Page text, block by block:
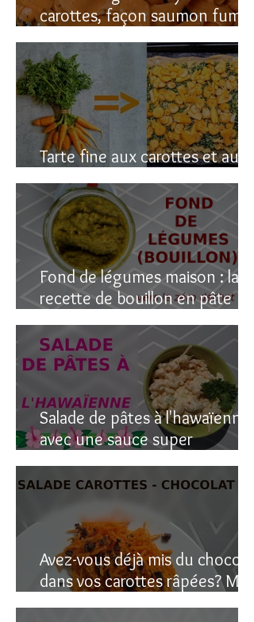
carottes, façon saumon fumé!
(vegan du coup)
Tarte fine aux carottes et aux
fanes
Fond de légumes maison : la
recette de bouillon en pâte
(sain & facile)
Salade de pâtes à l'hawaïenne
avec une sauce super
crémeuse
Avez-vous déjà mis du chocolat
dans vos carottes râpées? Moi
oui, et c’est étonnant